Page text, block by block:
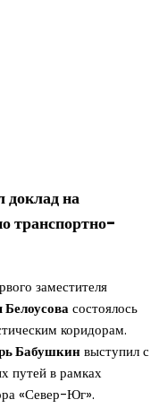
доклад на
транспортно-
заместителя
состоялось
коридорам.
Бабушкинвыступил с
путей в рамках
«Север-Юг».